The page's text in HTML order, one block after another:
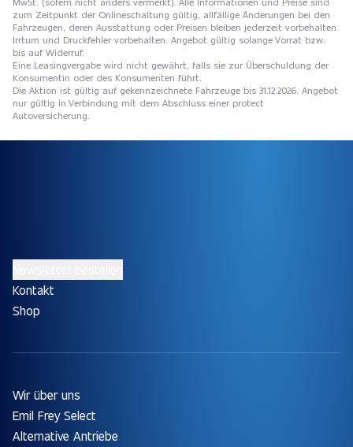
zum Zeitpunkt der Onlineschaltung gültig, allfällige Änderungen bei den
Fahrzeugen, deren Ausstattung oder Preisen bleiben jederzeit vorbehalten.
Irrtum und Druckfehler vorbehalten. Angebot gültig solange Vorrat bzw.
bis auf Widerruf.
Eine Leasingvergabe wird nicht gewährt, falls sie zur Überschuldung der
Konsumentin oder des Konsumenten führt.
Die Aktion ist gültig auf gekennzeichnete Fahrzeuge bis 31.12.2026. Angebot
nur gültig in Verbindung mit dem Abschluss einer protect
Autoversicherung.
Kontakt
Shop
Wir über uns
Emil Frey Select
Alternative Antriebe